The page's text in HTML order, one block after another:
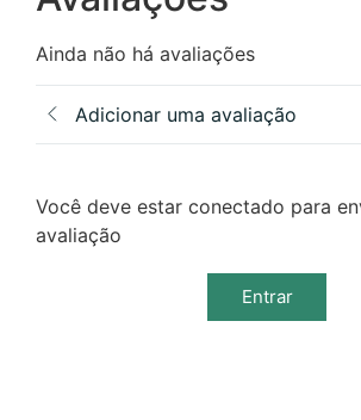
Ainda não há avaliações
Adicionar uma avaliação
Você deve estar conectado para
avaliação
Entrar